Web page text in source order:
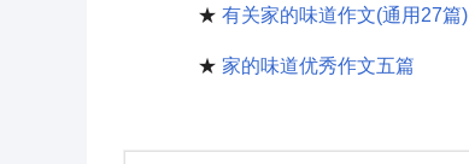
★ 有关家的味道作文(通用27篇)
★ 家的味道优秀作文五篇